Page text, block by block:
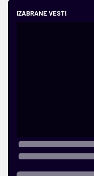
IZABRANE VESTI